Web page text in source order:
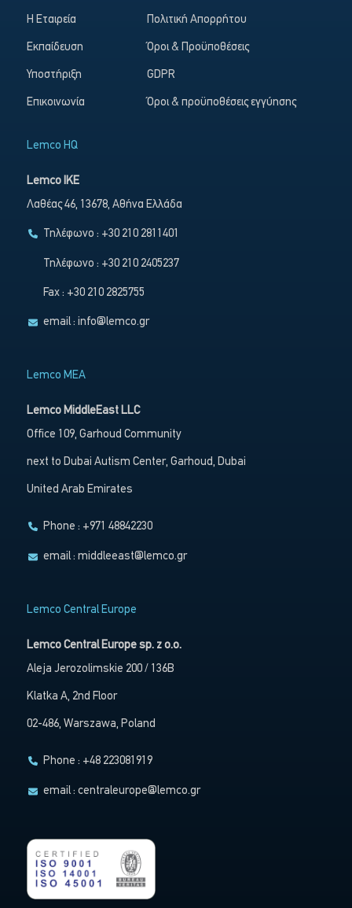
Η Εταιρεία
Εκπαίδευση
Υποστήριξη
Επικοινωνία
Πολιτική Απορρήτου
Όροι & Προϋποθέσεις
GDPR
Όροι & προϋποθέσεις εγγύησης
Lemco HQ
Lemco IKE
Λαθέας 46, 13678, Αθήνα Ελλάδα
Τηλέφωνο : +30 210 2811401
Τηλέφωνο : +30 210 2405237
Fax : +30 210 2825755
email :info@lemco.gr
Lemco MEA
Lemco MiddleEast LLC
Office 109, Garhoud Community
next to Dubai Autism Center, Garhoud, Dubai
United Arab Emirates
Phone : +971 48842230
email :middleeast@lemco.gr
Lemco Central Europe
Lemco Central Europe sp. z o.o.
Aleja Jerozolimskie 200 / 136B
Klatka A, 2nd Floor
02-486, Warszawa, Poland
Phone : +48 223081919
email :centraleurope@lemco.gr